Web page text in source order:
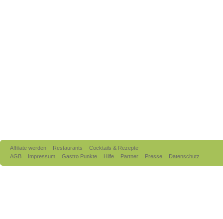
Affiliate werden Restaurants
Cocktails & Rezepte
AGB
Impressum Gastro Punkte Hilfe Partner Presse Datenschutz